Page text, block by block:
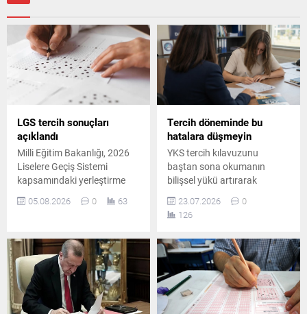
LGS tercih sonuçları
açıklandı
Milli Eğitim Bakanlığı, 2026
Liselere Geçiş Sistemi
kapsamındaki yerleştirme
sonuçlarını ve boş
kontenjanları erişime açtı.
05.08.2026 0 63
Tercih döneminde bu
hatalara düşmeyin
YKS tercih kılavuzunu
baştan sona okumanın
bilişsel yükü artırarak
kaygıya yol açtığını belirten
uzmanlar, adayların hedefe
yönelik bölümlere
vurgulayarak doğru tercih
sürecinin püf noktalarını
paylaştı.
23.07.2026
0
126